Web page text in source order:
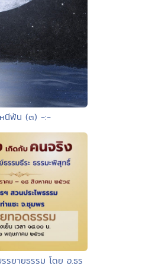
หนีพ้น (๓) -:-
รยายธรรม โดย อ.ธร